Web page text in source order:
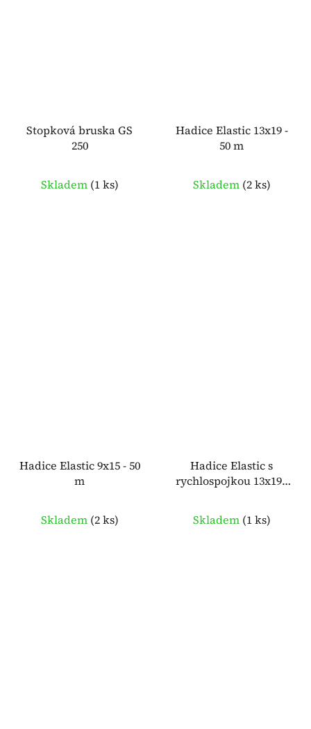
Stopková bruska GS
250
Skladem (1 ks)
Hadice Elastic 13x19 -
50 m
Skladem (2 ks)
Hadice Elastic 9x15 - 50
m
Skladem (2 ks)
Hadice Elastic s
rychlospojkou 13x19 -
Skladem (1 ks)